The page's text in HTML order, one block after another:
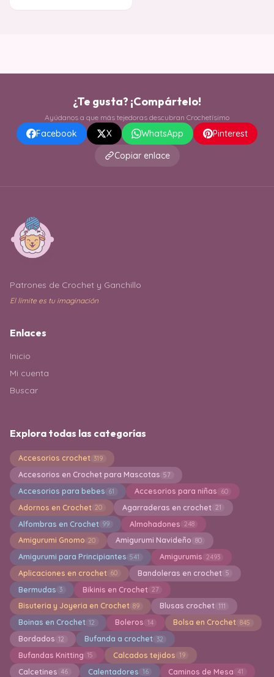
¿Te gusta? ¡Compártelo!
Ayúdanos a que más tejedoras descubran Crochetísimo
Facebook X WhatsApp
Pinterest
Copiar enlace
Patrones de Crochet y Ganchillo
El límite es tu imaginación
Enlaces
Inicio
Mi cuenta
Buscar
Explora todas las categorías
Accesorios crochet 319
Accesorios en Crochet para Mascotas 57
Accesorios para bebes 61 Accesorios para niñas 60
Adornos en Crochet 20 Agarraderas en crochet 21
Alfombras en Crochet 99 Almohadones 248
Amigurumi Gnomo 20 Amigurumi Navideño 80
Amigurumi para Principiantes 541 Amigurumis 2493
Aplicaciones en crochet 60 Bandoleras en crochet 5
Bermudas 3 Bikinis en Crochet 27
Bisuteria y Joyeria en Crochet 89 Blusas crochet 111
Boinas en Crochet 12 Boleros 14 Bolsa en Crochet 845
Bordados 12 Bufanda a crochet 32
Bufandas Knitting 15 Calcados tejidos 19
Calcetines 46 Calentadores 16 Caminos de Mesa 41